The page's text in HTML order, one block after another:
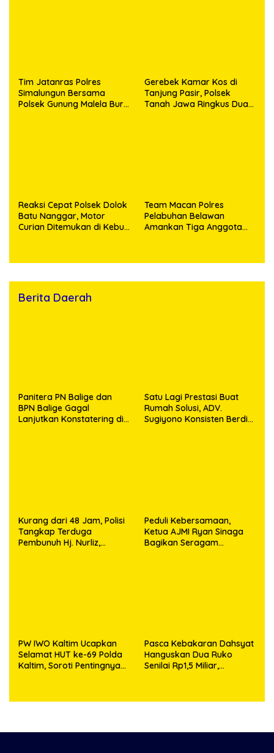
Tim Jatanras Polres
Simalungun Bersama
Polsek Gunung Malela Buru
Gerebek Kamar Kos di
Tanjung Pasir, Polsek
Tanah Jawa Ringkus Dua
Reaksi Cepat Polsek Dolok
Batu Nanggar, Motor
Curian Ditemukan di Kebun
Team Macan Polres
Pelabuhan Belawan
Amankan Tiga Anggota
Berita Daerah
Panitera PN Balige dan
BPN Balige Gagal
Lanjutkan Konstatering di
Satu Lagi Prestasi Buat
Rumah Solusi, ADV.
Sugiyono Konsisten Berdiri
Kurang dari 48 Jam, Polisi
Tangkap Terduga
Pembunuh Hj. Nurliz,
Peduli Kebersamaan,
Ketua AJMI Ryan Sinaga
Bagikan Seragam
PW IWO Kaltim Ucapkan
Selamat HUT ke-69 Polda
Kaltim, Soroti Pentingnya
Pasca Kebakaran Dahsyat
Hanguskan Dua Ruko
Senilai Rp1,5 Miliar,